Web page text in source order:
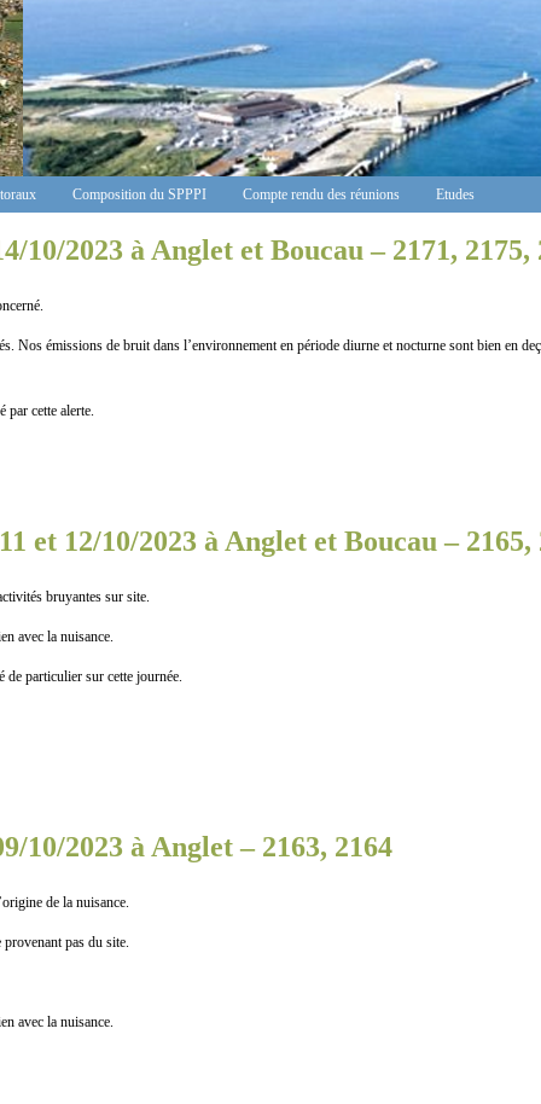
Composition du SPPPI Compte rendu des réunions Etudes
10/2023 à Anglet et Boucau – 2171, 2175,
émissions de bruit dans l’environnement en période diurne et nocturne sont bien en
cette alerte.
et 12/10/2023 à Anglet et Boucau – 2165,
bruyantes sur site.
avec la nuisance.
particulier sur cette journée.
10/2023 à Anglet – 2163, 2164
de la nuisance.
pas du site.
avec la nuisance.